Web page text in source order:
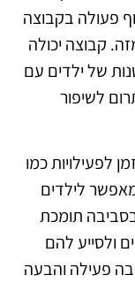
פעולה בקבוצה
קבוצה יכולה
של ילדים עם
לשיפור
לפעילויות כמו
לילדים
תומכת
ולסייע להם
פעילה והבעה